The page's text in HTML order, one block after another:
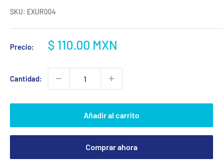
SKU: EXUR004
Precio:
Precio
venta
$ 110.00 MXN
Cantidad:
Añadir al carrito
Comprar ahora